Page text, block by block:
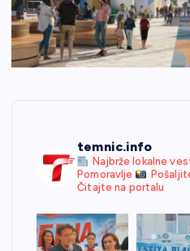
temnic.info
Najbrže lokalne
Pomoravlje
Čitajte na portalu